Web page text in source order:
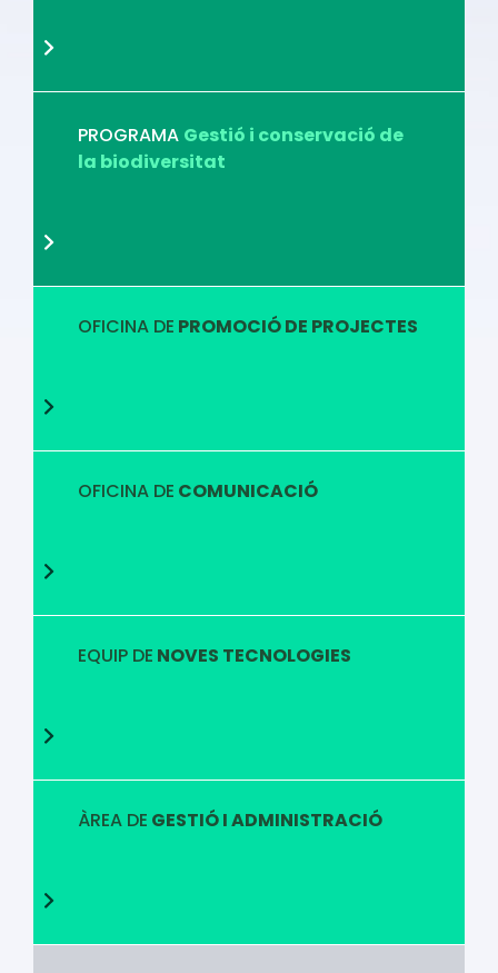
PROGRAMA Gestió i conservació de
la biodiversitat
OFICINA DE PROMOCIÓ DE PROJECTES
OFICINA DE COMUNICACIÓ
EQUIP DE NOVES TECNOLOGIES
ÀREA DE GESTIÓ I ADMINISTRACIÓ